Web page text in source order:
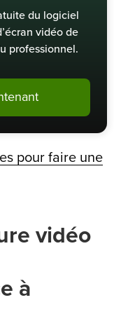
du logiciel
vidéo de
professionnel.
pour faire une
vidéo
à